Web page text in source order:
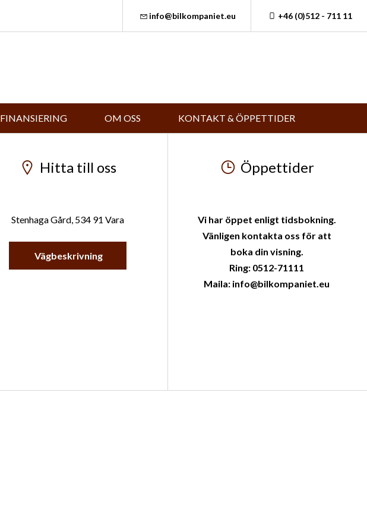
info@bilkompaniet.eu +46 (0)512 - 711 11
FINANSIERING OM OSS KONTAKT & ÖPPETTIDER
Hitta till oss
Stenhaga Gård, 534 91 Vara
Vägbeskrivning
Öppettider
Vi har öppet enligt tidsbokning.
Vänligen kontakta oss för att
boka din visning.
Ring: 0512-71111
Maila: info@bilkompaniet.eu